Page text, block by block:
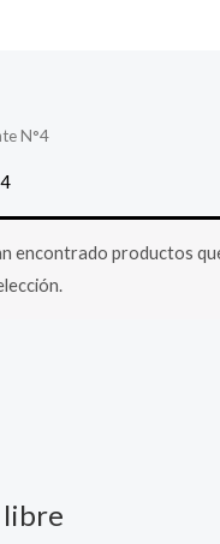
libre
N°4
encontrado productos